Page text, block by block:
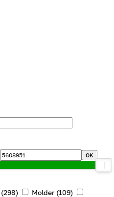
OK
(298) Molder (109)